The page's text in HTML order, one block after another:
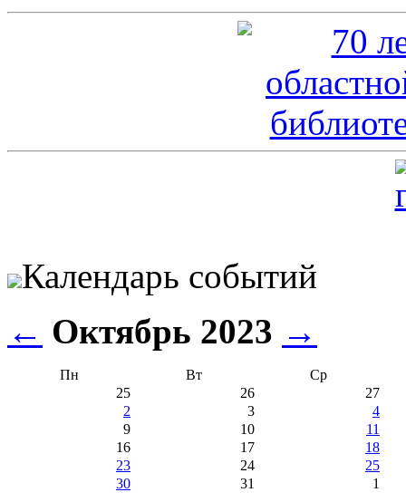
Календарь событий
← Октябрь 2023 →
Пн Вт
Ср
25
26
27
2
3
4
9
10
11
16
17
18
23
24
25
30
31 1